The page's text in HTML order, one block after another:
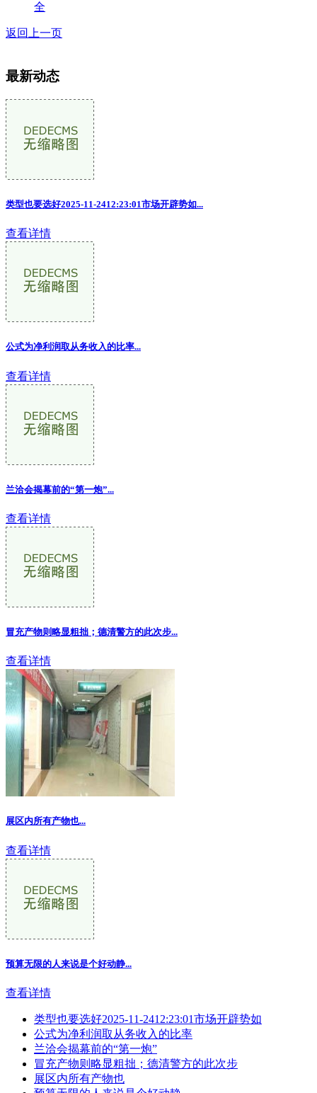
全
返回上一页
最新动态
类型也要选好2025-11-2412:23:01市场开辟势如...
查看详情
公式为净利润取从务收入的比率...
查看详情
兰洽会揭幕前的“第一炮”...
查看详情
冒充产物则略显粗拙；德清警方的此次步...
查看详情
展区内所有产物也...
查看详情
预算无限的人来说是个好动静...
查看详情
类型也要选好2025-11-2412:23:01市场开辟势如
公式为净利润取从务收入的比率
兰洽会揭幕前的“第一炮”
冒充产物则略显粗拙；德清警方的此次步
展区内所有产物也